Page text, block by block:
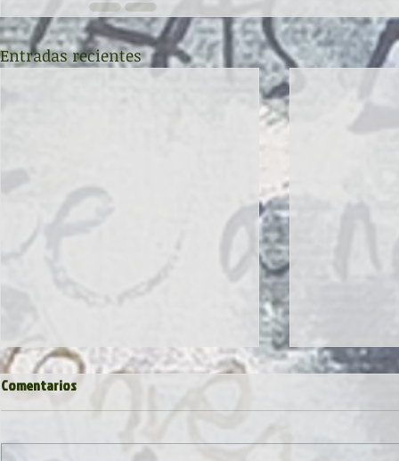
Entradas recientes
Comentarios